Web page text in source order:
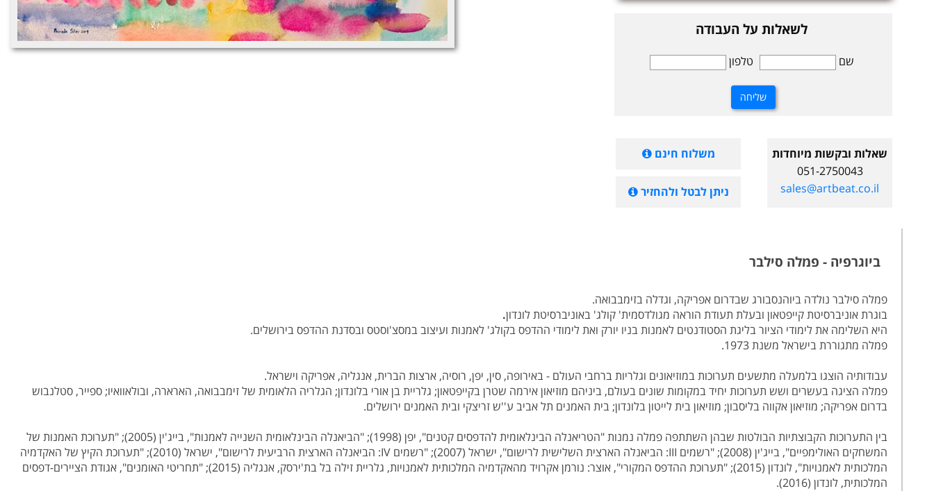
לשאלות על העבודה
שם טלפון
שאלות ובקשות מיוחדות
051-2750043
sales@artbeat.co.il
משלוח חינם
ניתן לבטל ולהחזיר
ביוגרפיה - פמלה סילבר
פמלה סילבר נולדה ביוהנסבורג שבדרום אפריקה, וגדלה בזימבבואה.
בוגרת אוניברסיטת קייפטאון ובעלת תעודת הוראה מגולדסמית' קולג' באוניברסיטת לונדון.
היא השלימה את לימודי הציור בליגת הסטודנטים לאמנות בניו יורק ואת לימודי ההדפס בקולג' לאמנות ועיצוב במסצ'וסטס ובסדנת ההדפס בירושלים.
פמלה מתגוררת בישראל משנת 1973.
עבודותיה הוצגו בלמעלה מתשעים תערוכות במוזיאונים וגלריות ברחבי העולם - באירופה, סין, יפן, רוסיה, ארצות הברית, אנגליה, אפריקה וישראל.
פמלה הציגה בעשרים ושש תערוכות יחיד במקומות שונים בעולם, ביניהם מוזיאון אירמה שטרן בקייפטאון; גלריית בן אורי בלונדון; הגלריה הלאומית של זימבבואה, הארארה, ובולאוואיו; ספייר, סטלנבוש
בדרום אפריקה; מוזיאון אקווה בליסבון; מוזיאון בית לייטון בלונדון; בית האמנים תל אביב ע''ש זריצקי ובית האמנים ירושלים.
בין התערוכות הקבוצתיות הבולטות שבהן השתתפה פמלה נמנות "הטריאנלה הבינלאומית להדפסים קטנים", יפן (1998)
; "הביאנלה הבינלאומית השנייה לאמנות", בייג'ין (2005) ; "תערוכת האמנות של
המשחקים האולימפיים", בייג'ין (2008)
; "רשמים III: הביאנלה הארצית השלישית לרישום", ישראל (2007) ; "רשמים IV: הביאנלה הארצית הרביעית לרישום", ישראל (2010) ; "תערוכת הקיץ של האקדמיה
המלכותית לאמנויות", לונדון (2015); "תערוכת ההדפס המקורי", אוצר: נורמן אקרויד מהאקדמיה המלכותית לאמנויות, גלריית זילה בל בת'ירסק, אנגליה (2015)
; "תחריטי האומנים", אגודת הציירים-דפסים
המלכותית, לונדון (2016).